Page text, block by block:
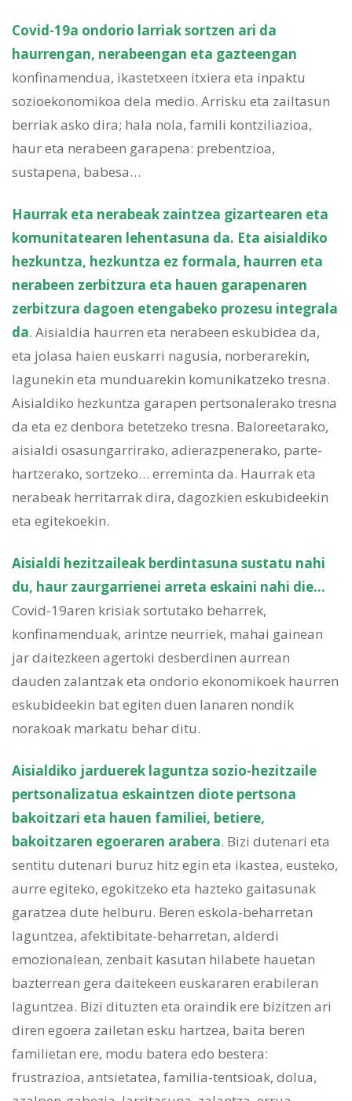
Covid-19a ondorio larriak sortzen ari da
haurrengan, nerabeengan eta gazteengan
konfinamendua, ikastetxeen itxiera eta inpaktu
sozioekonomikoa dela medio. Arrisku eta zailtasun
berriak asko dira; hala nola, famili kontziliazioa,
haur eta nerabeen garapena: prebentzioa,
sustapena, babesa…
Haurrak eta nerabeak zaintzea gizartearen eta
komunitatearen lehentasuna da. Eta aisialdiko
hezkuntza, hezkuntza ez formala, haurren eta
nerabeen zerbitzura eta hauen garapenaren
zerbitzura dagoen etengabeko prozesu integrala
da. Aisialdia haurren eta nerabeen eskubidea da,
eta jolasa haien euskarri nagusia, norberarekin,
lagunekin eta munduarekin komunikatzeko tresna.
Aisialdiko hezkuntza garapen pertsonalerako tresna
da eta ez denbora betetzeko tresna. Baloreetarako,
aisialdi osasungarrirako, adierazpenerako, parte-
hartzerako, sortzeko… erreminta da. Haurrak eta
nerabeak herritarrak dira, dagozkien eskubideekin
eta egitekoekin.
Aisialdi hezitzaileak berdintasuna sustatu nahi
du, haur zaurgarrienei arreta eskaini nahi die…
Covid-19aren krisiak sortutako beharrek,
konfinamenduak, arintze neurriek, mahai gainean
jar daitezkeen agertoki desberdinen aurrean
dauden zalantzak eta ondorio ekonomikoek haurren
eskubideekin bat egiten duen lanaren nondik
norakoak markatu behar ditu.
Aisialdiko jarduerek laguntza sozio-hezitzaile
pertsonalizatua eskaintzen diote pertsona
bakoitzari eta hauen familiei, betiere,
bakoitzaren egoeraren arabera. Bizi dutenari eta
sentitu dutenari buruz hitz egin eta ikastea, eusteko,
aurre egiteko, egokitzeko eta hazteko gaitasunak
garatzea dute helburu. Beren eskola-beharretan
laguntzea, afektibitate-beharretan, alderdi
emozionalean, zenbait kasutan hilabete hauetan
bazterrean gera daitekeen euskararen erabileran
laguntzea. Bizi dituzten eta oraindik ere bizitzen ari
diren egoera zailetan esku hartzea, baita beren
familietan ere, modu batera edo bestera:
frustrazioa, antsietatea, familia-tentsioak, dolua,